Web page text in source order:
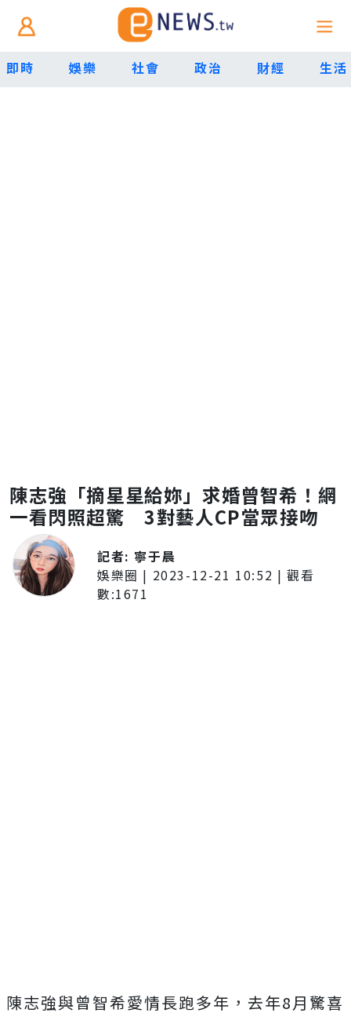
即時 娛樂 社會 政治 財經 生活
陳志強「摘星星給妳」求婚曾智希！網
一看閃照超驚 3對藝人CP當眾接吻
記者: 寧于晨
娛樂圈 | 2023-12-21 10:52 | 觀看
數:1671
陳志強與曾智希愛情長跑多年，去年8月驚喜